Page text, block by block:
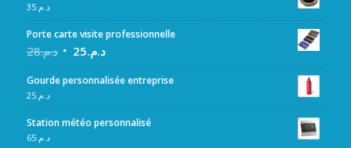
د.م.35
Porte carte visite professionnelle
د.م.28 د.م.25
Gourde personnalisée entreprise
د.م.25
Station météo personnalisé
د.م.65